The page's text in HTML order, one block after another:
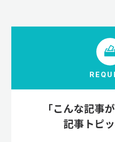
「こんな記事
記事トピ